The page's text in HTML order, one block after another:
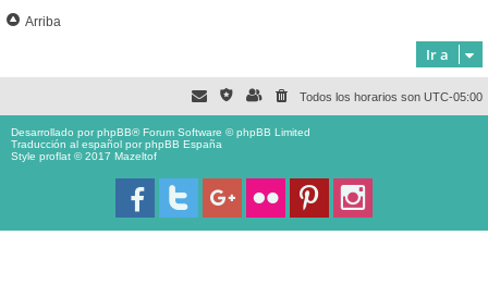
Arriba
Ir a
Todos los horarios son UTC-05:00
Desarrollado porphpBB® Forum Software © phpBB Limited
Traducción al español porphpBB España
Style proflat © 2017 Mazeltof